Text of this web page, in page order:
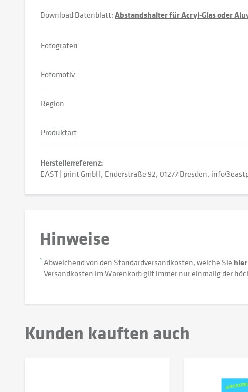
Download Datenblatt:Abstandshalter für Acryl-Glas oder
Fotografen
Fotomotiv
Region
Produktart
Herstellerreferenz:
EAST | print GmbH Enderstraße 92 01277 Dresden
Hinweise
1 Abweichend von den Standardversandkosten, welche Sie hier
Versandkosten im Warenkorb gilt immer nur einmalig der
Kunden kauften auch